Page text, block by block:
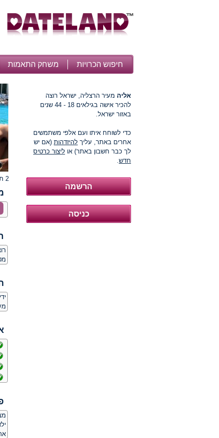
חיפוש הכרויות משחק התאמות
אליה מעיר הרצליה, ישראל רוצה
להכיר אישה בגילאים 18 - 44 שנים
באזור ישראל.
כדי לשוחח איתו ועם אלפי משתמשים
אחרים באתר, עליך להיזדהות (אם יש
לך כבר חשבון באתר) או ליצור כרטיס
חדש.
2 תמונות